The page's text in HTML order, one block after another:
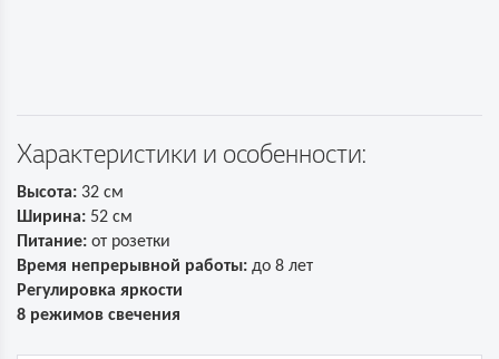
Характеристики и особенности:
Высота: 32 см
Ширина: 52 см
Питание: от розетки
Время непрерывной работы: до 8 лет
Регулировка яркости
8 режимов свечения